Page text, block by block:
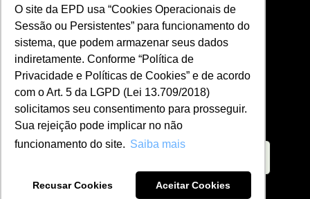
O site da EPD usa “Cookies Operacionais de
Sessão ou Persistentes” para funcionamento do
sistema, que podem armazenar seus dados
indiretamente. Conforme “Política de
Privacidade e Políticas de Cookies” e de acordo
com o Art. 5 da LGPD (Lei 13.709/2018)
solicitamos seu consentimento para prosseguir.
Sua rejeição pode implicar no não
funcionamento do site. Saiba mais
Recusar Cookies Aceitar Cookies
Contato
Formulário de Contato
(11) 95650-3490
relacionamento@epd.edu.br
Área LGPD